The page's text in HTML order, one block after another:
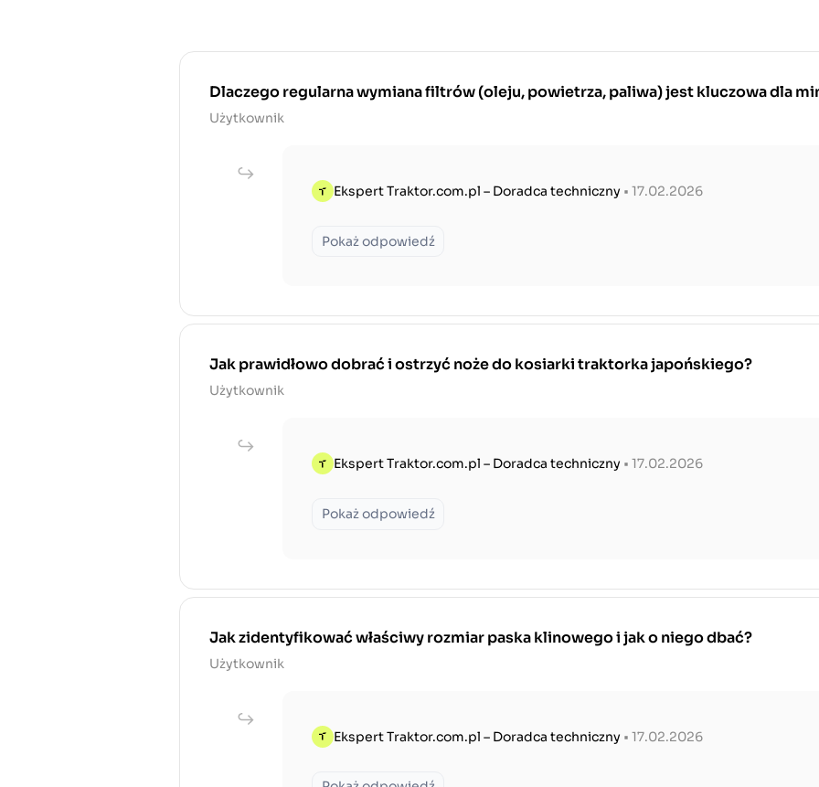
Dlaczego regularna wymiana filtrów (oleju, powietrza, paliwa) jest kluczowa dla
Użytkownik
Ekspert Traktor.com.pl – Doradca techniczny • 17.02.2026
Pokaż odpowiedź
Jak prawidłowo dobrać i ostrzyć noże do kosiarki traktorka japońskiego?
Użytkownik
Ekspert Traktor.com.pl – Doradca techniczny • 17.02.2026
Pokaż odpowiedź
Jak zidentyfikować właściwy rozmiar paska klinowego i jak o niego dbać?
Użytkownik
Ekspert Traktor.com.pl – Doradca techniczny • 17.02.2026